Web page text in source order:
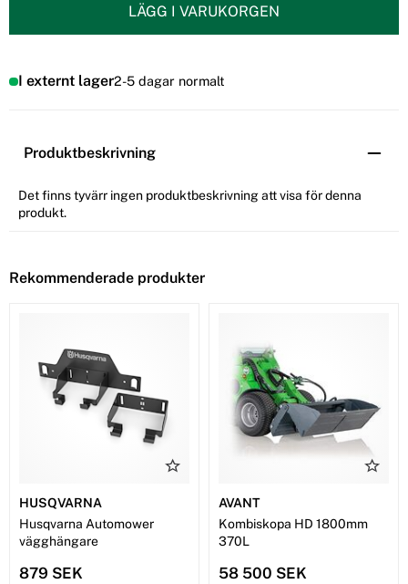
LÄGG I VARUKORGEN
I externt lager2-5 dagar normalt
Produktbeskrivning
Det finns tyvärr ingen produktbeskrivning att visa för denna
produkt.
Rekommenderade produkter
HUSQVARNA
Husqvarna Automower
vägghängare
879 SEK
AVANT
Kombiskopa HD 1800mm
370L
58 500 SEK